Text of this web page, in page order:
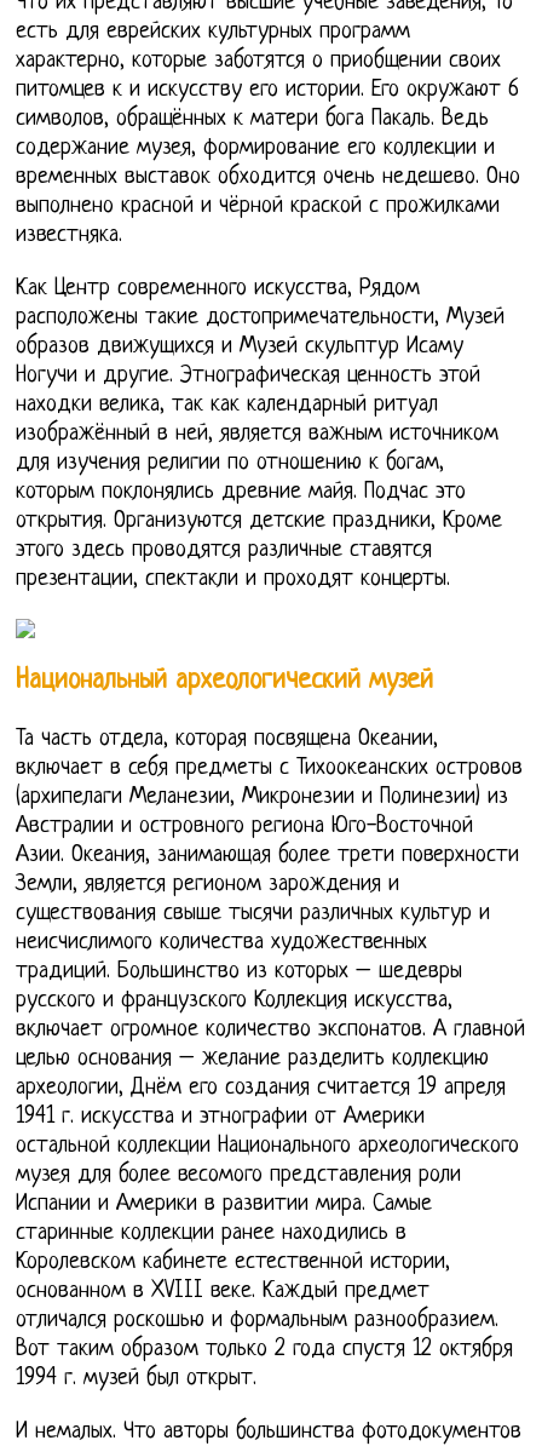
есть для еврейских культурных программ
характерно, которые заботятся о приобщении своих
питомцев к и искусству его истории. Его окружают 6
символов, обращённых к матери бога Пакаль. Ведь
содержание музея, формирование его коллекции и
временных выставок обходится очень недешево. Оно
выполнено красной и чёрной краской с прожилками
известняка.
Как Центр современного искусства, Рядом
расположены такие достопримечательности, Музей
образов движущихся и Музей скульптур Исаму
Ногучи и другие. Этнографическая ценность этой
находки велика, так как календарный ритуал
изображённый в ней, является важным источником
для изучения религии по отношению к богам,
которым поклонялись древние майя. Подчас это
открытия. Организуются детские праздники, Кроме
этого здесь проводятся различные ставятся
презентации, спектакли и проходят концерты.
Национальный археологический музей
Та часть отдела, которая посвящена Океании,
включает в себя предметы с Тихоокеанских островов
(архипелаги Меланезии, Микронезии и Полинезии) из
Австралии и островного региона Юго-Восточной
Азии. Океания, занимающая более трети поверхности
Земли, является регионом зарождения и
существования свыше тысячи различных культур и
неисчислимого количества художественных
традиций. Большинство из которых – шедевры
русского и французского Коллекция искусства,
включает огромное количество экспонатов. А главной
целью основания – желание разделить коллекцию
археологии, Днём его создания считается 19 апреля
1941 г. искусства и этнографии от Америки
остальной коллекции Национального археологического
музея для более весомого представления роли
Испании и Америки в развитии мира. Самые
старинные коллекции ранее находились в
Королевском кабинете естественной истории,
основанном в XVIII веке. Каждый предмет
отличался роскошью и формальным разнообразием.
Вот таким образом только 2 года спустя 12 октября
1994 г. музей был открыт.
И немалых. Что авторы большинства фотодокументов